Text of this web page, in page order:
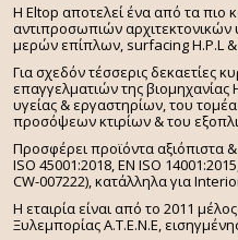
H Eltop αποτελεί ένα από τα
αντιπροσωπιών
μερών επίπλων, surfacing H.P.L
Για σχεδόν τέσσερις δεκαετίες
επαγγελματιών της
υγείας & εργαστηρίων, του
προσόψεων κτιρίων & του
Προσφέρει προϊόντα αξιόπιστα
ISO 45001:2018, EN ISO
CW-007222), κατάλληλα για
Η εταιρία είναι από το 2011
Ξυλεμπορίας Α.Τ.Ε.Ν.Ε,